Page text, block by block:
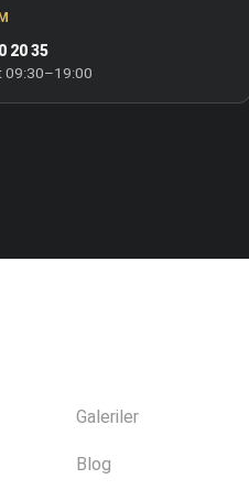
20 35
09:30–19:00
Galeriler
Blog